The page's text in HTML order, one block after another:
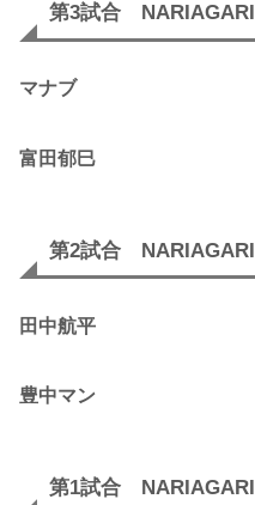
第3試合 NARIAGARI
マナブ
富田郁巳
第2試合 NARIAGARI
田中航平
豊中マン
第1試合 NARIAGARI